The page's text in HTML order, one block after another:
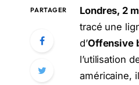
PARTAGER Londres, 2
tracé une
d’Offensive
l’utilisation
américaine,